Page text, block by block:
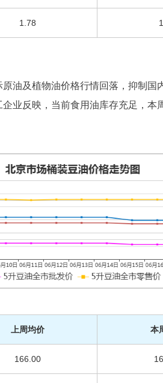
1.78
油及植物油价格行情回落，抑制
业反映，当前食用油库存充足，
上周均价 本
166.00